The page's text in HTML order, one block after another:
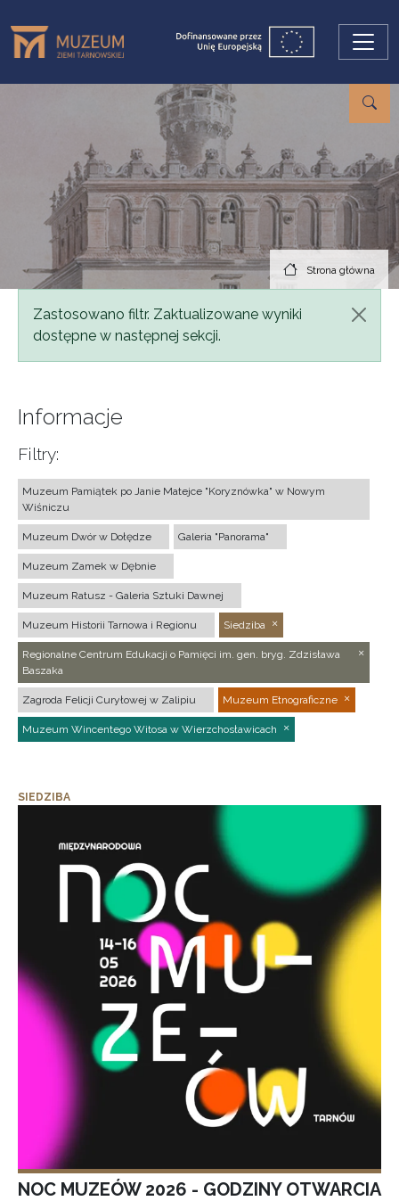
Strona główna
Komunikat
Zastosowano filtr. Zaktualizowane wyniki
dostępne w następnej sekcji.
Informacje
Filtry:
Muzeum Pamiątek po Janie Matejce "Koryznówka" w Nowym
Wiśniczu
Muzeum Dwór w Dołędze Galeria "Panorama"
Muzeum Zamek w Dębnie
Muzeum Ratusz - Galeria Sztuki Dawnej
Muzeum Historii Tarnowa i Regionu Siedziba
Regionalne Centrum Edukacji o Pamięci im. gen. bryg. Zdzisława
Baszaka
Zagroda Felicji Curyłowej w Zalipiu Muzeum Etnograficzne
Muzeum Wincentego Witosa w Wierzchosławicach
SIEDZIBA
NOC MUZEÓW 2026 - GODZINY OTWARCIA